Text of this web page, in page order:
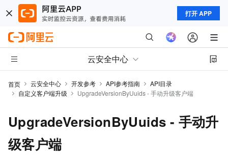
打开 APP
云安全中心
首页 云安全中心 开发参考 API参考指南
API目录
自定义客户端升级
UpgradeVersionByUuids - 手动升级客户端
UpgradeVersionByUuids - 手动升
级客户端